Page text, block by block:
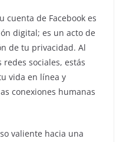
de Facebook es
digital; es un acto de
de tu privacidad. Al
sociales, estás
vida en línea y
conexiones humanas
valiente hacia una